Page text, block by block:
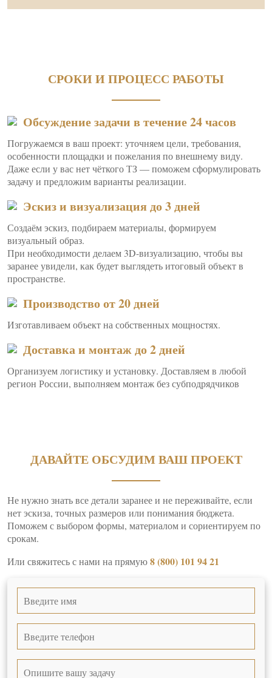
СРОКИ И ПРОЦЕСС РАБОТЫ
Обсуждение задачи в течение 24 часов
Погружаемся в ваш проект: уточняем цели, требования,
особенности площадки и пожелания по внешнему виду.
Даже если у вас нет чёткого ТЗ — поможем сформулировать
задачу и предложим варианты реализации.
Эскиз и визуализация до 3 дней
Создаём эскиз, подбираем материалы, формируем
визуальный образ.
При необходимости делаем 3D-визуализацию, чтобы вы
заранее увидели, как будет выглядеть итоговый объект в
пространстве.
Производство от 20 дней
Изготавливаем объект на собственных мощностях.
Доставка и монтаж до 2 дней
Организуем логистику и установку. Доставляем в любой
регион России, выполняем монтаж без субподрядчиков
ДАВАЙТЕ ОБСУДИМ ВАШ ПРОЕКТ
Не нужно знать все детали заранее и не переживайте, если
нет эскиза, точных размеров или понимания бюджета.
Поможем с выбором формы, материалом и сориентируем по
срокам.
Или свяжитесь с нами на прямую8 (800) 101 94 21